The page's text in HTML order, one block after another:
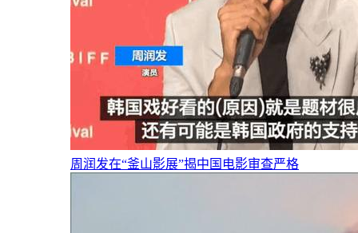
周润发在“釜山影展”揭中国电影审查严格